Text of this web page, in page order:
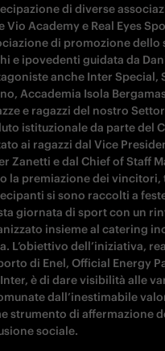
di diverse
Vio Academy e Real Eyes
di promozione dello
e ipovedenti guidata da
anche Inter Special,
Accademia Isola
e ragazzi del nostro
istituzionale da parte del
ai ragazzi dal Vice
Zanetti e dal Chief of Staff
la premiazione dei vincitori,
si sono raccolti a
giornata di sport con un
insieme al catering
L’obiettivo dell’iniziativa,
di Enel, Official Energy
è di dare visibilità alle
dall’inestimabile
strumento di affermazione
sociale.